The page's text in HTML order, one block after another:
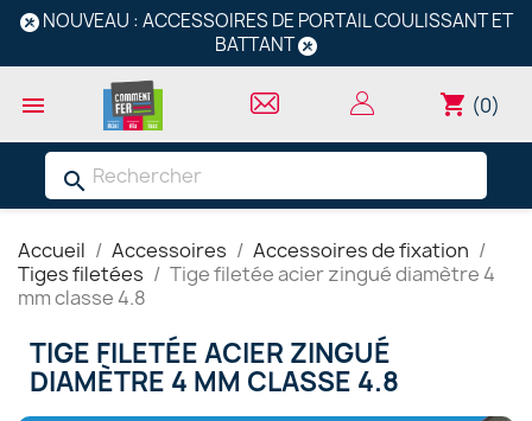
NOUVEAU : ACCESSOIRES DE PORTAIL COULISSANT ET
BATTANT
 shopping_cart (0)
search
Accueil Accessoires
Accessoires de fixation
Tiges filetées
Tige filetée acier zingué diamètre 4
mm classe 4.8
TIGE FILETÉE ACIER ZINGUÉ
DIAMÈTRE 4 MM CLASSE 4.8